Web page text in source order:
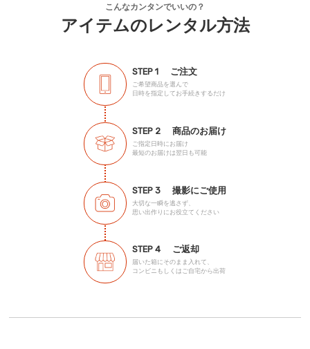
こんなカンタンでいいの？
アイテムのレンタル方法
STEP 1 ご注文
ご希望商品を選んで
日時を指定してお手続きするだけ
STEP 2 商品のお届け
ご指定日時にお届け
最短のお届けは翌日も可能
STEP 3 撮影にご使用
大切な一瞬を逃さず、
思い出作りにお役立てください
STEP 4 ご返却
届いた箱にそのまま入れて、
コンビニもしくはご自宅から出荷